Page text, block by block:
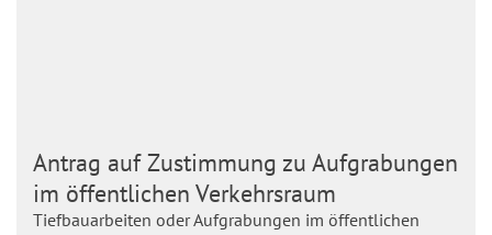
Antrag auf Zustimmung zu Aufgrabungen
im öffentlichen Verkehrsraum
Tiefbauarbeiten oder Aufgrabungen im öffentlichen